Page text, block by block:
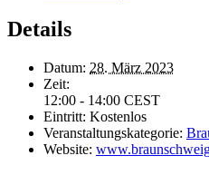
Details
Datum: 28. März 2023
Zeit:
12:00 - 14:00 CEST
Eintritt: Kostenlos
Veranstaltungskategorie:
Website: